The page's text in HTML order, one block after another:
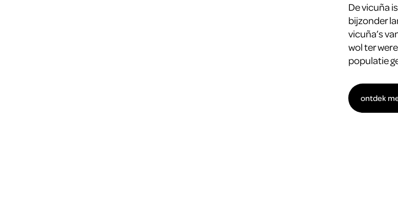
De vicuña
bijzonder
vicuña’s
wol ter
populatie
ontdek